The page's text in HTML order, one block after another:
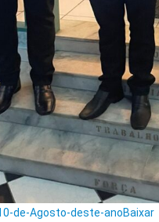
de-Agosto-deste-anoBaixar